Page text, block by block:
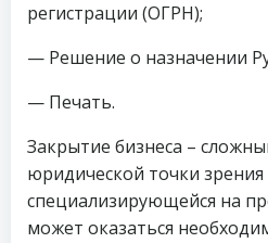
регистрации (ОГРН);
— Решение о назначении
— Печать.
Закрытие бизнеса –
юридической точки
специализирующейся на
может оказаться